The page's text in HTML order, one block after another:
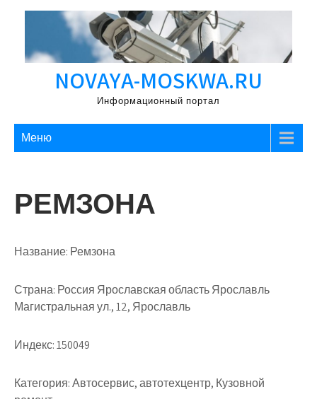
Перейти
содержимому
NOVAYA-MOSKWA.RU
Информационный портал
Меню
РЕМЗОНА
Название: Ремзона
Страна: Россия Ярославская область Ярославль
Магистральная ул., 12, Ярославль
Индекс:150049
Категория:Автосервис, автотехцентр, Кузовной